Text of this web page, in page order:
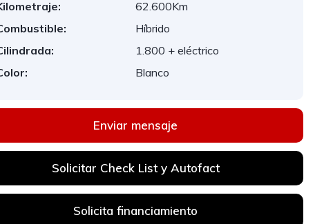
62.600Km
Híbrido
1.800 + eléctrico
Blanco
Enviar mensaje
Solicitar Check List y Autofact
Solicita financiamiento